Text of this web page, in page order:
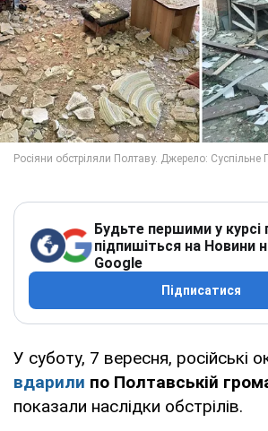
Будьте першими у курсі
підпишіться на Новини
Google
Підписатися
У суботу, 7 вересня, російські
вдарили по Полтавській
показали наслідки обстрілів.